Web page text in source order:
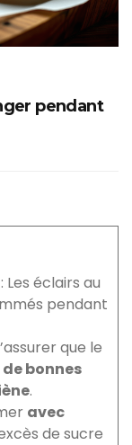
pendant
Les éclairs au
pendant
que le
de bonnes
.
avec
de sucre